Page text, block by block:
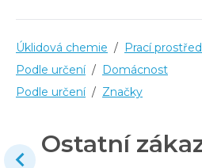
Úklidová chemie / Prací
Podle určení / Domácnost
Podle určení / Značky
Ostatní